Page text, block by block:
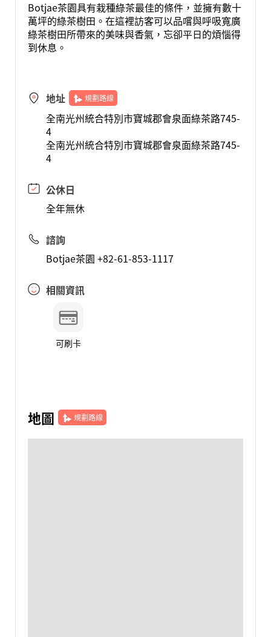
Botjae茶園具有栽種綠茶最佳的條件，並擁有數十
萬坪的綠茶樹田。在這裡訪客可以品嚐與呼吸寬廣
綠茶樹田所帶來的美味與香氣，忘卻平日的煩惱得
到休息。
地址 規劃路線
全南光州統合特別市寶城郡會泉面綠茶路745-
4
全南光州統合特別市寶城郡會泉面綠茶路745-
4
公休日
全年無休
諮詢
Botjae茶園 +82-61-853-1117
相關資訊
可刷卡
地圖 規劃路線